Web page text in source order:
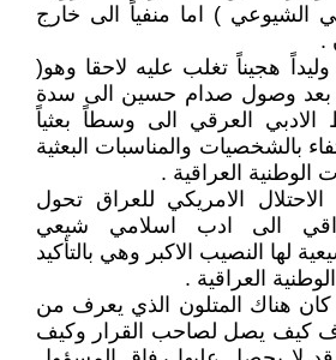
الشيوعي ) اما منفياً الى خارج
.
وليداً هجيناً تغلب عليه لاحقا وهو(
بعد وصول صدام حسين الى سدة
الادبي العرقي الى وسطاً بعثياً
بالشخصيات والمناسبات البعثية
الوطنية العراقية .
2003 وبعد الاحتلال الامريكي للعراق تحول
الى ادب اسلامي شيعي
لها النصيب الاكبر وهي بالتأكيد
العراقية .
هناك المتلون الذي يعرف من
كيف يصل لصاحب القرار وكيف